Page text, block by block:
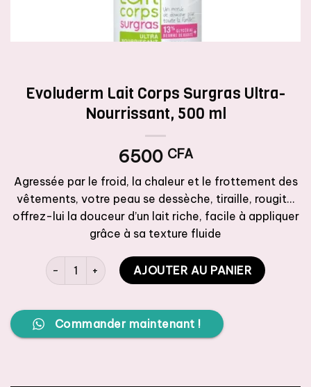
Evoluderm Lait Corps Surgras Ultra-
Nourrissant, 500 ml
6500 CFA
Agressée par le froid, la chaleur et le frottement des
vêtements, votre peau se dessèche, tiraille, rougit…
offrez-lui la douceur d’un lait riche, facile à appliquer
grâce à sa texture fluide
quantité de Evoluderm Lait Corps Surgras Ultra-
AJOUTER AU PANIER
Commander maintenant !